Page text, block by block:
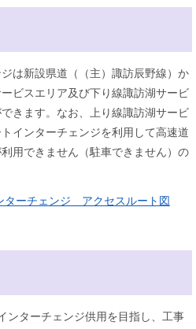
は新設県道（（主）諏訪辰野線）か
ビスエリア及び下り線諏訪湖サービ
きます。なお、上り線諏訪湖サービ
インターチェンジを利用して高速道
用できません（駐車できません）の
ターチェンジ アクセスルート図
ンターチェンジ供用を目指し、工事